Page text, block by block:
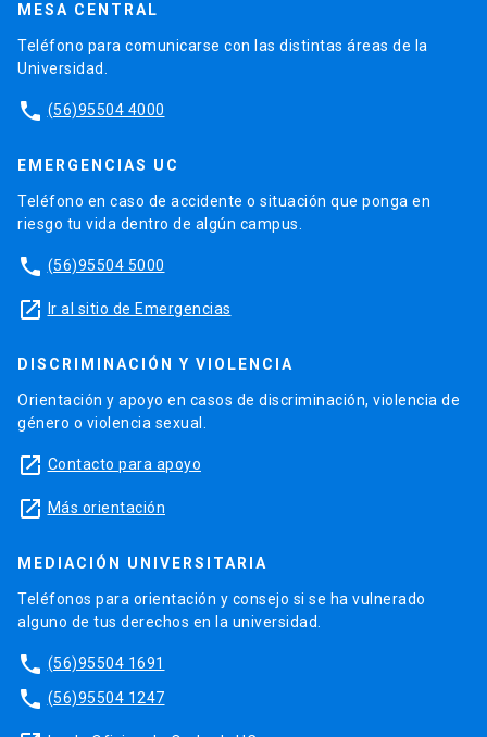
MESA CENTRAL
Teléfono para comunicarse con las distintas áreas de la
Universidad.
phone (56)95504 4000
EMERGENCIAS UC
Teléfono en caso de accidente o situación que ponga en
riesgo tu vida dentro de algún campus.
phone (56)95504 5000
launch Ir al sitio de Emergencias
DISCRIMINACIÓN Y VIOLENCIA
Orientación y apoyo en casos de discriminación, violencia de
género o violencia sexual.
launch Contacto para apoyo
launch Más orientación
MEDIACIÓN UNIVERSITARIA
Teléfonos para orientación y consejo si se ha vulnerado
alguno de tus derechos en la universidad.
phone (56)95504 1691
phone (56)95504 1247